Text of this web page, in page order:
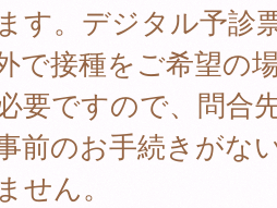
す。デジタル予診
で接種をご希望の
要ですので、問合
前のお手続きがな
せん。